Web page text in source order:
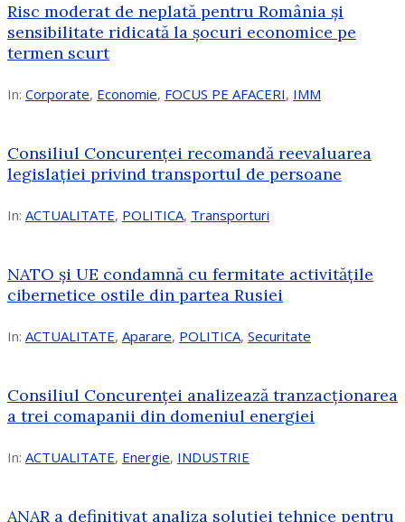
Risc moderat de neplată pentru România și
sensibilitate ridicată la șocuri economice pe
termen scurt
In: Corporate, Economie, FOCUS PE AFACERI, IMM
Consiliul Concurenței recomandă reevaluarea
legislației privind transportul de persoane
In: ACTUALITATE, POLITICA, Transporturi
NATO și UE condamnă cu fermitate activitățile
cibernetice ostile din partea Rusiei
In: ACTUALITATE, Aparare, POLITICA, Securitate
Consiliul Concurenţei analizează tranzacționarea
a trei comapanii din domeniul energiei
In: ACTUALITATE, Energie, INDUSTRIE
ANAR a definitivat analiza soluției tehnice pentru